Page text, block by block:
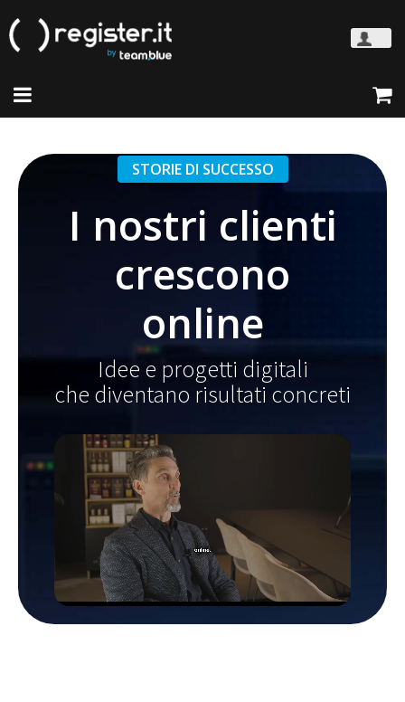
STORIE DI SUCCESSO
I nostri clienti
crescono
online
Idee e progetti digitali
che diventano risultati concreti